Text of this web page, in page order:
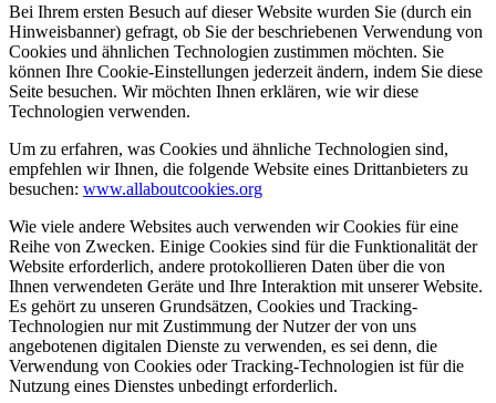
Bei Ihrem ersten Besuch auf dieser Website wurden Sie (durch ein
Hinweisbanner) gefragt, ob Sie der beschriebenen Verwendung von
Cookies und ähnlichen Technologien zustimmen möchten. Sie
können Ihre Cookie-Einstellungen jederzeit ändern, indem Sie diese
Seite besuchen. Wir möchten Ihnen erklären, wie wir diese
Technologien verwenden.
Um zu erfahren, was Cookies und ähnliche Technologien sind,
empfehlen wir Ihnen, die folgende Website eines Drittanbieters zu
besuchen: www.allaboutcookies.org
Wie viele andere Websites auch verwenden wir Cookies für eine
Reihe von Zwecken. Einige Cookies sind für die Funktionalität der
Website erforderlich, andere protokollieren Daten über die von
Ihnen verwendeten Geräte und Ihre Interaktion mit unserer Website.
Es gehört zu unseren Grundsätzen, Cookies und Tracking-
Technologien nur mit Zustimmung der Nutzer der von uns
angebotenen digitalen Dienste zu verwenden, es sei denn, die
Verwendung von Cookies oder Tracking-Technologien ist für die
Nutzung eines Dienstes unbedingt erforderlich.